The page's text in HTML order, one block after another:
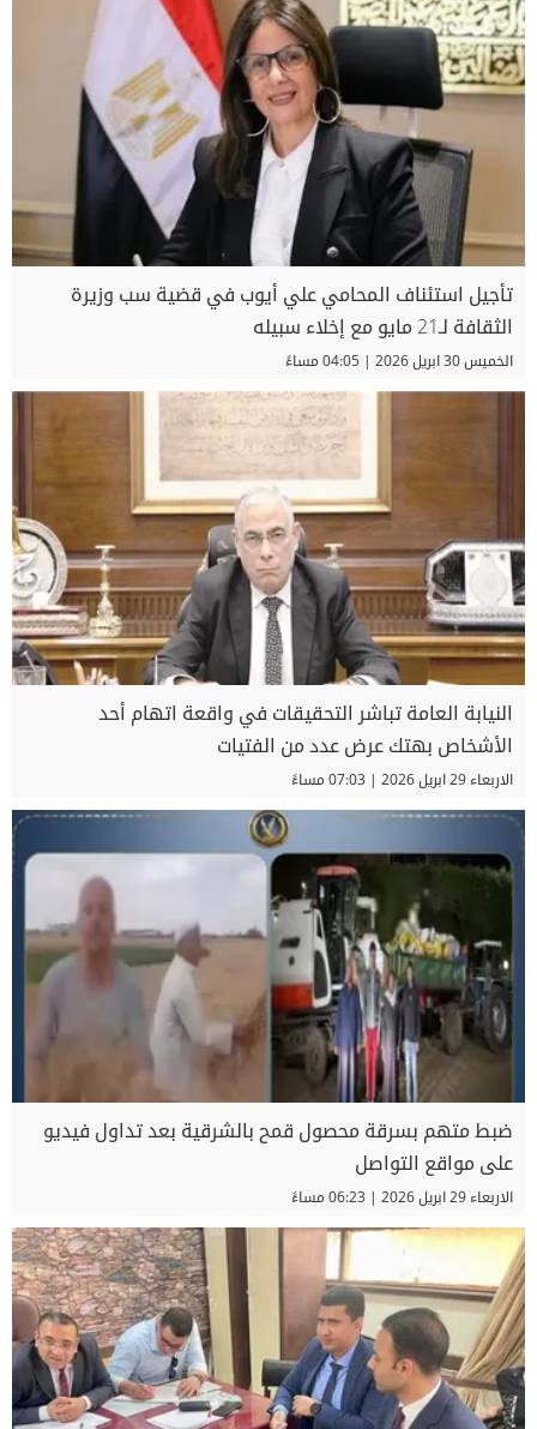
تأجيل استئناف المحامي علي أيوب في قضية سب وزيرة
الثقافة لـ21 مايو مع إخلاء سبيله
الخميس 30 ابريل 2026 | 04:05 مساءً
النيابة العامة تباشر التحقيقات في واقعة اتهام أحد
الأشخاص بهتك عرض عدد من الفتيات
الاربعاء 29 ابريل 2026 | 07:03 مساءً
ضبط متهم بسرقة محصول قمح بالشرقية بعد تداول فيديو
على مواقع التواصل
الاربعاء 29 ابريل 2026 | 06:23 مساءً